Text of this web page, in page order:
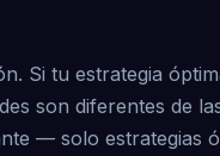
Si tu estrategia
son diferentes de
— solo estrategias